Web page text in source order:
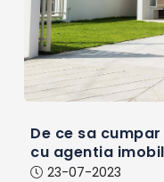
De ce sa
cu agentia
23-07-2023